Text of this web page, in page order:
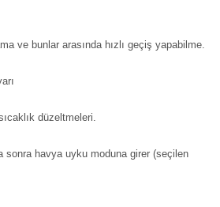
ve bunlar arasında hızlı geçiş yapabilme.
düzeltmeleri.
sonra havya uyku moduna girer (seçilen